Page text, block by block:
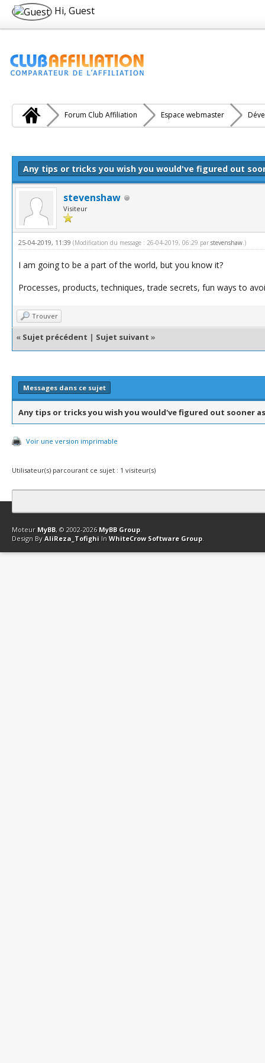
Hi, Guest
Forum Club Affiliation Espace webmaster
Any tips or tricks you wish you would've figured out
stevenshaw
Visiteur
25-04-2019, 11:39 (Modification du message : 26-04-2019, 06:29 par stevenshaw.)
I am going to be a part of the world, but you know it?
Processes, products, techniques, trade secrets, fun ways to
Trouver
« Sujet précédent | Sujet suivant »
Messages dans ce sujet
Any tips or tricks you wish you would've figured out sooner
Voir une version imprimable
Utilisateur(s) parcourant ce sujet : 1 visiteur(s)
Contact Club Affiliation Retourner en haut Version bas-débit
Moteur MyBB, © 2002-2026 MyBB Group.
Design By AliReza_Tofighi In WhiteCrow Software Group.